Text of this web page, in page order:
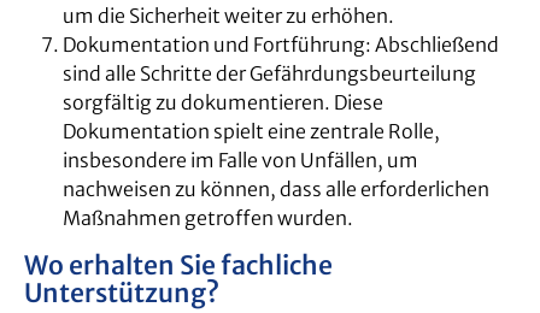
um die Sicherheit weiter zu erhöhen.
Dokumentation und Fortführung: Abschließend
sind alle Schritte der Gefährdungsbeurteilung
sorgfältig zu dokumentieren. Diese
Dokumentation spielt eine zentrale Rolle,
insbesondere im Falle von Unfällen, um
nachweisen zu können, dass alle erforderlichen
Maßnahmen getroffen wurden.
Wo erhalten Sie fachliche
Unterstützung?